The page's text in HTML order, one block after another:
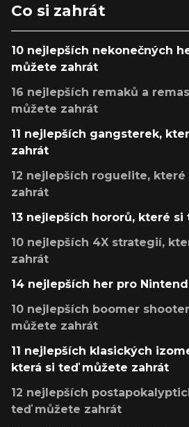
Co si zahrát
10 nejlepších nekonečných
můžete zahrát
16 nejlepších remaků a
můžete zahrát
11 nejlepších gangsterek,
zahrát
12 nejlepších roguelite,
zahrát
13 nejlepších hororů, které
10 nejlepších 4X strategií,
zahrát
14 nejlepších her pro
10 nejlepších boomer
můžete zahrát
11 nejlepších klasických
která si teď můžete zahrát
12 nejlepších
teď můžete zahrát